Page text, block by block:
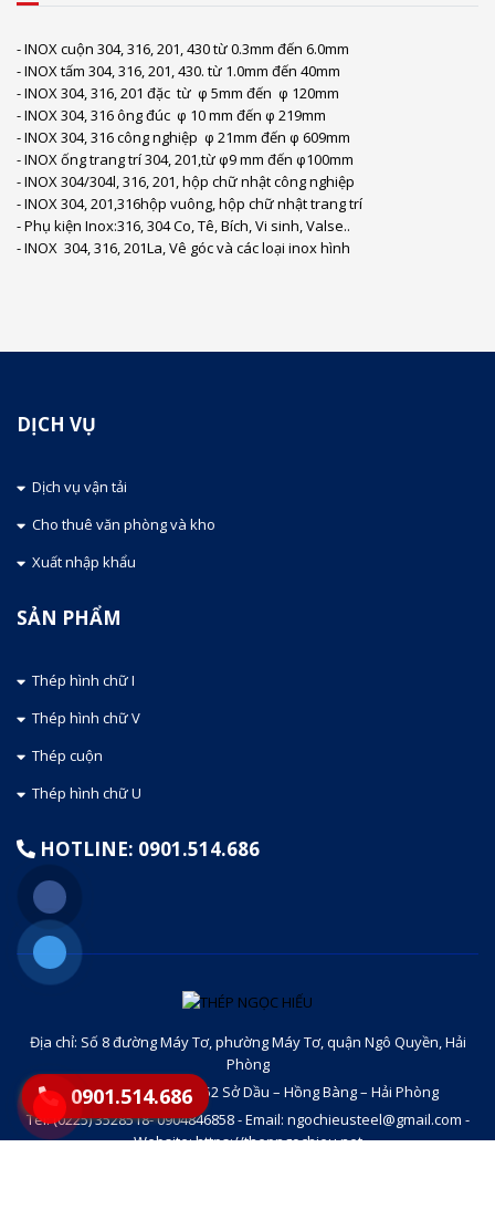
- INOX cuộn 304, 316, 201, 430 từ 0.3mm đến 6.0mm
- INOX tấm 304, 316, 201, 430. từ 1.0mm đến 40mm
- INOX 304, 316, 201 đặc từ φ 5mm đến φ 120mm
- INOX 304, 316 ông đúc φ 10 mm đến φ 219mm
- INOX 304, 316 công nghiệp φ 21mm đến φ 609mm
- INOX ống trang trí 304, 201,từ φ9 mm đến φ100mm
- INOX 304/304l, 316, 201, hộp chữ nhật công nghiệp
- INOX 304, 201,316hộp vuông, hộp chữ nhật trang trí
- Phụ kiện Inox:316, 304 Co, Tê, Bích, Vi sinh, Valse..
- INOX 304, 316, 201La, Vê góc và các loại inox hình
DỊCH VỤ
Dịch vụ vận tải
Cho thuê văn phòng và kho
Xuất nhập khẩu
SẢN PHẨM
Thép hình chữ I
Thép hình chữ V
Thép cuộn
Thép hình chữ U
HOTLINE: 0901.514.686
Địa chỉ: Số 8 đường Máy Tơ, phường Máy Tơ, quận Ngô Quyền, Hải
Phòng
Địa chỉ văn phòng: Số 52 Sở Dầu – Hồng Bàng – Hải Phòng
Tel: (0225) 3528518- 0904846858 - Email: ngochieusteel@gmail.com -
Website: https://thepngochieu.net
0901.514.686